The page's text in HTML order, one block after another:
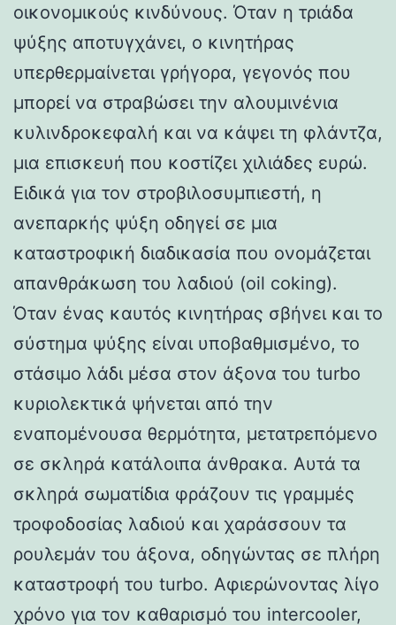
οικονομικούς κινδύνους. Όταν η τριάδα
ψύξης αποτυγχάνει, ο κινητήρας
υπερθερμαίνεται γρήγορα, γεγονός που
μπορεί να στραβώσει την αλουμινένια
κυλινδροκεφαλή και να κάψει τη φλάντζα,
μια επισκευή που κοστίζει χιλιάδες ευρώ.
Ειδικά για τον στροβιλοσυμπιεστή, η
ανεπαρκής ψύξη οδηγεί σε μια
καταστροφική διαδικασία που ονομάζεται
απανθράκωση του λαδιού (oil coking).
Όταν ένας καυτός κινητήρας σβήνει και το
σύστημα ψύξης είναι υποβαθμισμένο, το
στάσιμο λάδι μέσα στον άξονα του turbo
κυριολεκτικά ψήνεται από την
εναπομένουσα θερμότητα, μετατρεπόμενο
σε σκληρά κατάλοιπα άνθρακα. Αυτά τα
σκληρά σωματίδια φράζουν τις γραμμές
τροφοδοσίας λαδιού και χαράσσουν τα
ρουλεμάν του άξονα, οδηγώντας σε πλήρη
καταστροφή του turbo. Αφιερώνοντας λίγο
χρόνο για τον καθαρισμό του intercooler,